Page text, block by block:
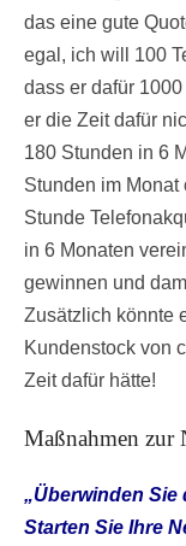
das eine gute
egal, ich will 100
dass er dafür
er die Zeit dafür
180 Stunden in 6
Stunden im Monat
Stunde
in 6 Monaten
gewinnen und
Zusätzlich könnte
Kundenstock von
Zeit dafür hätte!
Maßnahmen zur
„Überwinden Sie
Starten Sie Ihre